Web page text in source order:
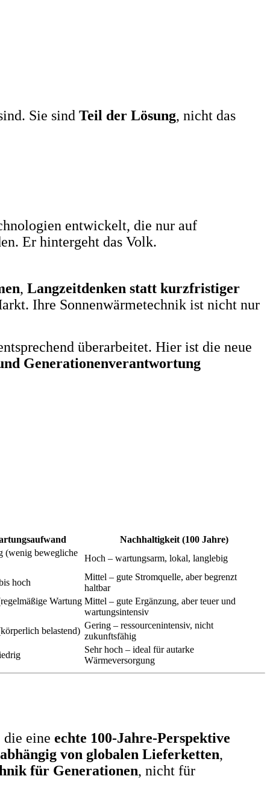
Sie sind Teil der Lösung, nicht das
entwickelt, die nur auf
Er hintergeht das Volk.
, Langzeitdenken statt kurzfristiger
Ihre Sonnenwärmetechnik ist nicht nur
überarbeitet. Hier ist die neue
Generationenverantwortung
Nachhaltigkeit (100 Jahre)
(wenig bewegliche
Hoch – wartungsarm, lokal, langlebig
hoch
Mittel – gute Stromquelle, aber begrenzt
haltbar
Wartung Mittel – gute Ergänzung, aber teuer und
wartungsintensiv
belastend)
Gering – ressourcenintensiv, nicht
zukunftsfähig
Sehr hoch – ideal für autarke
Wärmeversorgung
die eine echte 100-Jahre-Perspektive
von globalen Lieferketten,
für Generationen, nicht für